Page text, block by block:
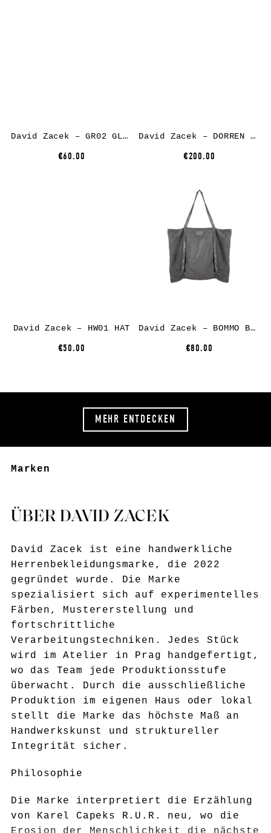
David Zacek – GR02 GLOVES
€60.00
David Zacek – DORREN SLING BAG
€200.00
David Zacek – HW01 HAT
€50.00
David Zacek – BOMMO BAG
€80.00
MEHR ENTDECKEN
Marken
ÜBER DAVID ZACEK
David Zacek ist eine handwerkliche
Herrenbekleidungsmarke, die 2022
gegründet wurde. Die Marke
spezialisiert sich auf experimentelles
Färben, Mustererstellung und
fortschrittliche
Verarbeitungstechniken. Jedes Stück
wird im Atelier in Prag handgefertigt,
wo das Team jede Produktionsstufe
überwacht. Durch die ausschließliche
Produktion im eigenen Haus oder lokal
stellt die Marke das höchste Maß an
Handwerkskunst und struktureller
Integrität sicher.
Philosophie
Die Marke interpretiert die Erzählung
von Karel Capeks R.U.R. neu, wo die